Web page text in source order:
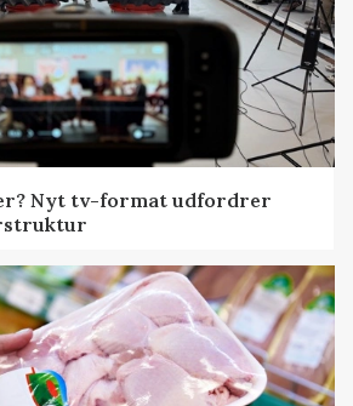
Nyt tv-format udfordrer